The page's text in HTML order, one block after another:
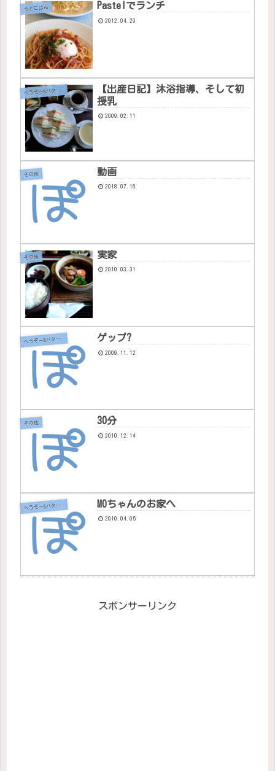
そとごはん Pastelでランチ
2012.04.29
へ
うぞー&バタちゃん
【出産日記】沐浴指導、そして初
授乳
2009.02.11
その他 動画
2018.07.16
その他 実家
2010.03.31
へ
うぞー&バタちゃん ゲップ?
2009.11.12
その他 30分
2010.12.14
へ
うぞー&バタちゃん MOちゃんのお家へ
2010.04.05
スポンサーリンク